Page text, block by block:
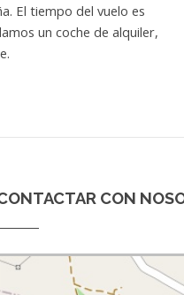
El tiempo del vuelo es
un coche de alquiler,
CON